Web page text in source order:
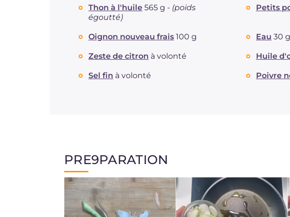
Thon à l'huile 565 g - (poids
égoutté)
Petits
Oignon nouveau frais 100 g Eau 30 g
Zeste de citron à volonté Huile
Sel fin à volonté Poivre
PRE9PARATION